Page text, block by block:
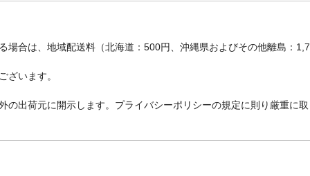
場合は、地域配送料（北海道：500円、沖縄県およびその他離島：
ざいます。
の出荷元に開示します。プライバシーポリシーの規定に則り厳重に